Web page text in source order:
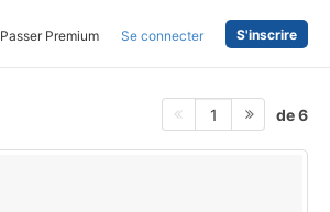
Passer Premium Se connecter S'inscrire
1 de 6